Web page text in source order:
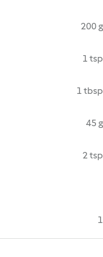
200 g
1 tsp
1 tbsp
45 g
2 tsp
1